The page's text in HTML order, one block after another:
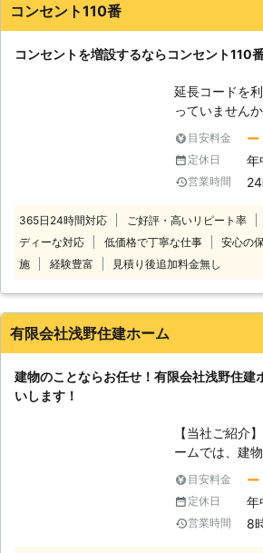
コンセント110番
コンセントを増設するならコンセント110
延長コードを
っていませんか？ タコ足配線
いると火災が
も。 トラブル
コンセントが
増設すること
設工事を承ってお
くなったコン
す。 グラグラして外れそうなものを
発生する恐れ
お任せください。 他にも「冷
隠れてコンセ
事がおすすめです。 お客
すい位置にコ
ができますの
があればコン
ださい。 24時間365日、受付スタッ
目安料金 ー
定休日 年
営業時間
365日24時間対応 ご好評・高いリピート率
ディーな対応
低価格で丁寧な仕事 安心の
施
経験豊富 見積り後追加料金無し
有限会社浅野住建ホーム
建物のことならお任せ！有限会社浅野住建
いします！
【当社ご紹介
ームでは、建
ば、外でも中
ます。多様な
てお客様のあ
し、リフォー
目安料金 ー
定休日 年
営業時間 8